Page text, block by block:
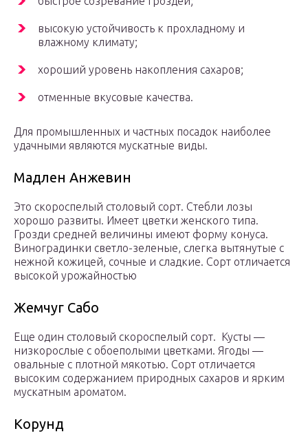
высокую устойчивость к прохладному и
влажному климату;
хороший уровень накопления сахаров;
отменные вкусовые качества.
Для промышленных и частных посадок наиболее
удачными являются мускатные виды.
Мадлен Анжевин
Это скороспелый столовый сорт. Стебли лозы
хорошо развиты. Имеет цветки женского типа.
Грозди средней величины имеют форму конуса.
Виноградинки светло-зеленые, слегка вытянутые с
нежной кожицей, сочные и сладкие. Сорт отличается
высокой урожайностью
Жемчуг Сабо
Еще один столовый скороспелый сорт. Кусты —
низкорослые с обоеполыми цветками. Ягоды —
овальные с плотной мякотью. Сорт отличается
высоким содержанием природных сахаров и ярким
мускатным ароматом.
Корунд